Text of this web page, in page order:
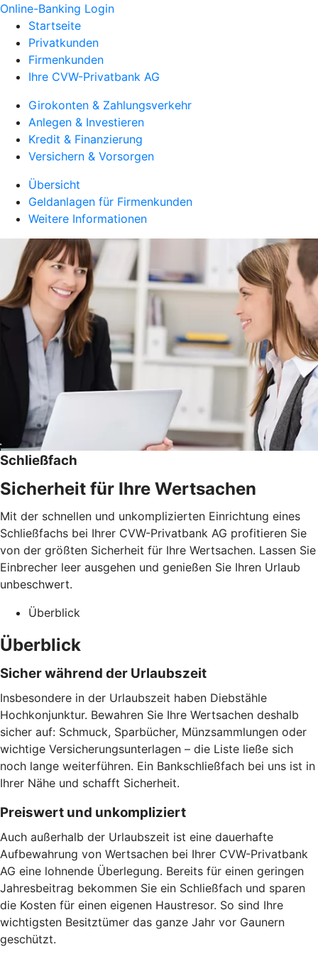
Online-Banking Login
Startseite
Privatkunden
Firmenkunden
Ihre CVW-Privatbank AG
Girokonten & Zahlungsverkehr
Anlegen & Investieren
Kredit & Finanzierung
Versichern & Vorsorgen
Übersicht
Geldanlagen für Firmenkunden
Weitere Informationen
Schließfach
Sicherheit für Ihre Wertsachen
Mit der schnellen und unkomplizierten Einrichtung eines
Schließfachs bei Ihrer CVW-Privatbank AG profitieren Sie
von der größten Sicherheit für Ihre Wertsachen. Lassen Sie
Einbrecher leer ausgehen und genießen Sie Ihren Urlaub
unbeschwert.
Überblick
Überblick
Sicher während der Urlaubszeit
Insbesondere in der Urlaubszeit haben Diebstähle
Hochkonjunktur. Bewahren Sie Ihre Wertsachen deshalb
sicher auf: Schmuck, Sparbücher, Münzsammlungen oder
wichtige Versicherungsunterlagen – die Liste ließe sich
noch lange weiterführen. Ein Bankschließfach bei uns ist in
Ihrer Nähe und schafft Sicherheit.
Preiswert und unkompliziert
Auch außerhalb der Urlaubszeit ist eine dauerhafte
Aufbewahrung von Wertsachen bei Ihrer CVW-Privatbank
AG eine lohnende Überlegung. Bereits für einen geringen
Jahresbeitrag bekommen Sie ein Schließfach und sparen
die Kosten für einen eigenen Haustresor. So sind Ihre
wichtigsten Besitztümer das ganze Jahr vor Gaunern
geschützt.